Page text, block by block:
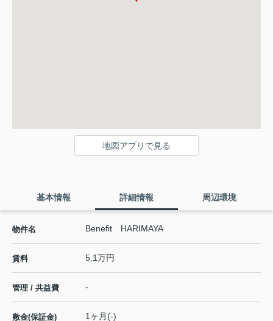
地図アプリで見る
基本情報 詳細情報 周辺環境
物件名 Benefit HARIMAYA
賃料 5.1万円
管理 / 共益費 -
敷金(保証金) 1ヶ月(-)